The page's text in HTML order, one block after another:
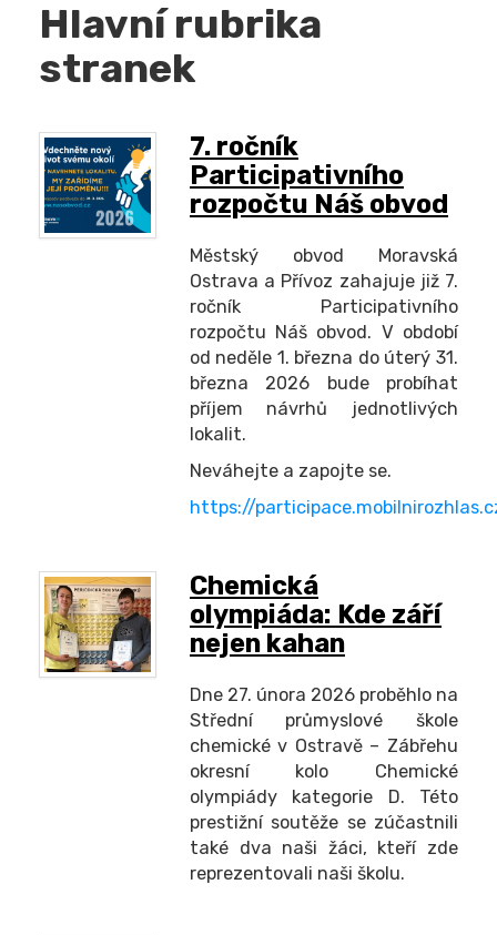
Hlavní rubrika
stranek
7. ročník
Participativního
rozpočtu Náš obvod
Městský obvod Moravská
Ostrava a Přívoz zahajuje již 7.
ročník Participativního
rozpočtu Náš obvod. V období
od neděle 1. března do úterý 31.
března 2026 bude probíhat
příjem návrhů jednotlivých
lokalit.
Neváhejte a zapojte se.
https://
Chemická
olympiáda: Kde září
nejen kahan
Dne 27. února 2026 proběhlo na
Střední průmyslové škole
chemické v Ostravě – Zábřehu
okresní kolo Chemické
olympiády kategorie D. Této
prestižní soutěže se zúčastnili
také dva naši žáci, kteří zde
reprezentovali naši školu.